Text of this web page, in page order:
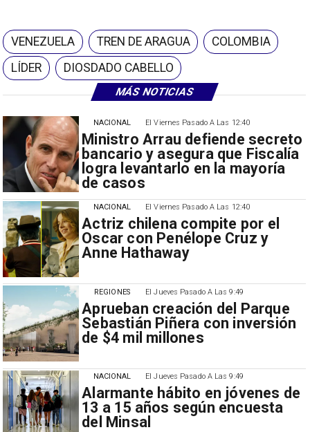
MÁS NOTICIAS
El Viernes Pasado A Las 12:40
Ministro Arrau defiende secreto
bancario y asegura que Fiscalía
logra levantarlo en la mayoría
de casos
NACIONAL
El Viernes Pasado A Las 12:40
Actriz chilena compite por el
Oscar con Penélope Cruz y
Anne Hathaway
NACIONAL
El Jueves Pasado A Las 9:49
Aprueban creación del Parque
Sebastián Piñera con inversión
de $4 mil millones
REGIONES
El Jueves Pasado A Las 9:49
Alarmante hábito en jóvenes de
13 a 15 años según encuesta
del Minsal
NACIONAL
VENEZUELA TREN DE ARAGUA
COLOMBIA
LÍDER
DIOSDADO CABELLO